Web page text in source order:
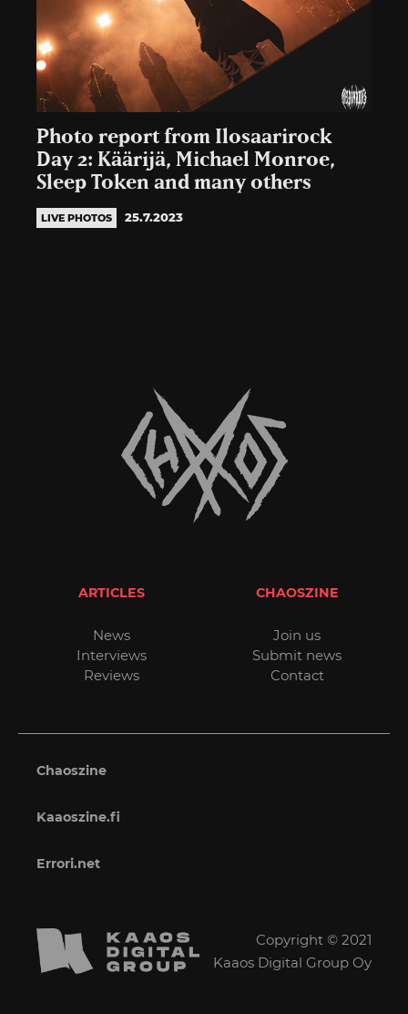
Photo report from Ilosaarirock
Day 2: Käärijä, Michael Monroe,
Sleep Token and many others
LIVE PHOTOS 25.7.2023
ARTICLES
News
Interviews
Reviews
CHAOSZINE
Join us
Submit news
Contact
Chaoszine
Kaaoszine.fi
Errori.net
Copyright © 2021
Kaaos Digital Group Oy